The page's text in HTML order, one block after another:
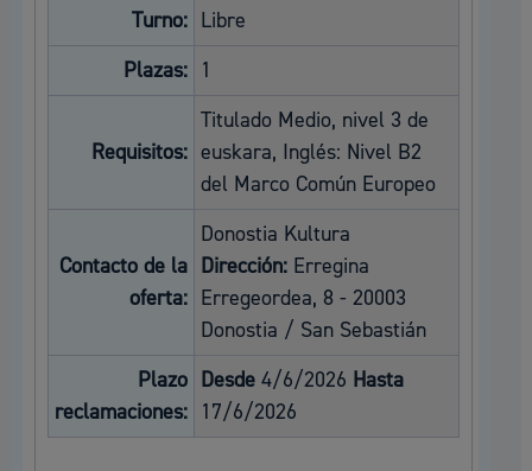
Turno: Libre
Plazas: 1
Requisitos:
Titulado Medio, nivel 3 de
euskara, Inglés: Nivel B2
del Marco Común Europeo
Contacto de la
oferta:
Donostia Kultura
Dirección: Erregina
Erregeordea, 8 - 20003
Donostia / San Sebastián
Plazo
reclamaciones:
Desde 4/6/2026 Hasta
17/6/2026